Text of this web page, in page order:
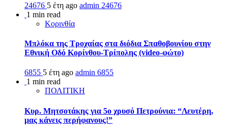
24676 5 έτη ago admin 24676
1 min read
Κορινθία
Μπλόκα της Τροχαίας στα διόδια Σπαθοβουνίου στην
Εθνική Οδό Κορίνθου-Τρίπολης (video-φώτο)
6855 5 έτη ago admin 6855
1 min read
ΠΟΛΙΤΙΚΗ
Κυρ. Μητσοτάκης για 5ο χρυσό Πετρούνια: “Λευτέρη,
μας κάνεις περήφανους!”